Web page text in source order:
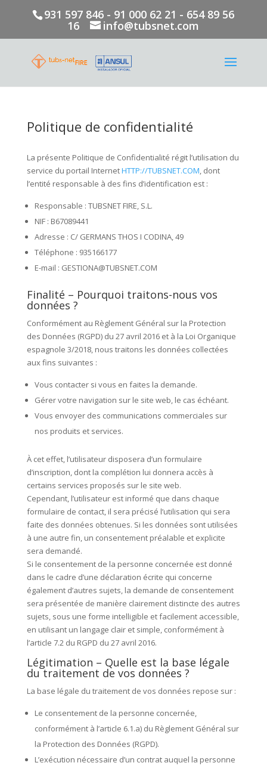
931 597 846 - 91 000 62 21 - 654 89 56
16 info@tubsnet.com
Politique de confidentialité
La présente Politique de Confidentialité régit l’utilisation du
service du portail InternetHTTP://TUBSNET.COM, dont
l’entité responsable à des fins d’identification est :
Responsable : TUBSNET FIRE, S.L.
NIF : B67089441
Adresse : C/ GERMANS THOS I CODINA, 49
Téléphone : 935166177
E-mail : GESTIONA@TUBSNET.COM
Finalité – Pourquoi traitons-nous vos
données ?
Conformément au Règlement Général sur la Protection
des Données (RGPD) du 27 avril 2016 et à la Loi Organique
espagnole 3/2018, nous traitons les données collectées
aux fins suivantes :
Vous contacter si vous en faites la demande.
Gérer votre navigation sur le site web, le cas échéant.
Vous envoyer des communications commerciales sur
nos produits et services.
À cet effet, l’utilisateur disposera d’un formulaire
d’inscription, dont la complétion lui donnera accès à
certains services proposés sur le site web.
Cependant, l’utilisateur est informé que dans chaque
formulaire de contact, il sera précisé l’utilisation qui sera
faite des données obtenues. Si les données sont utilisées
à une autre fin, un consentement préalable et explicite
sera demandé.
Si le consentement de la personne concernée est donné
dans le cadre d’une déclaration écrite qui concerne
également d’autres sujets, la demande de consentement
sera présentée de manière clairement distincte des autres
sujets, sous une forme intelligible et facilement accessible,
en utilisant un langage clair et simple, conformément à
l’article 7.2 du RGPD du 27 avril 2016.
Légitimation – Quelle est la base légale
du traitement de vos données ?
La base légale du traitement de vos données repose sur :
Le consentement de la personne concernée,
conformément à l’article 6.1.a) du Règlement Général sur
la Protection des Données (RGPD).
L’exécution nécessaire d’un contrat auquel la personne